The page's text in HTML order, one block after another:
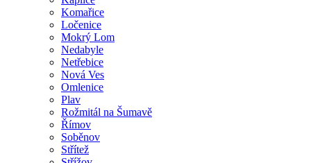
Komařice
Ločenice
Mokrý Lom
Nedabyle
Netřebice
Nová Ves
Omlenice
Plav
Rožmitál na Šumavě
Římov
Soběnov
Střítež